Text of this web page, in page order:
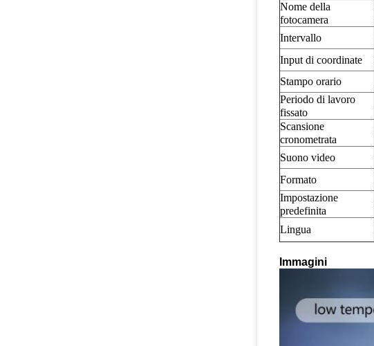
Nome della
fotocamera
Intervallo
Input di coordinate
Stampo orario
Periodo di lavoro
fissato
Scansione
cronometrata
Suono video
Formato
Impostazione
predefinita
Lingua
Immagini